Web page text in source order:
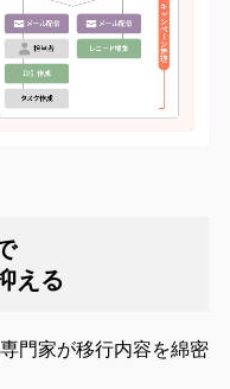
える
門家が移行内容を綿密